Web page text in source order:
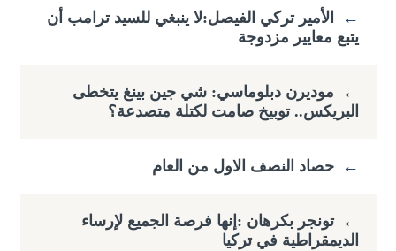
←
الأمير تركي الفيصل:لا ينبغي للسيد ترامب أن
يتبع معايير مزدوجة
←
موديرن دبلوماسي: شي جين بينغ يتخطى
البريكس.. توبيخ صامت لكتلة متصدعة؟
← حصاد النصف الاول من العام
← تونجر بكرهان :إنها فرصة الجميع لإرساء
الديمقراطية في تركيا